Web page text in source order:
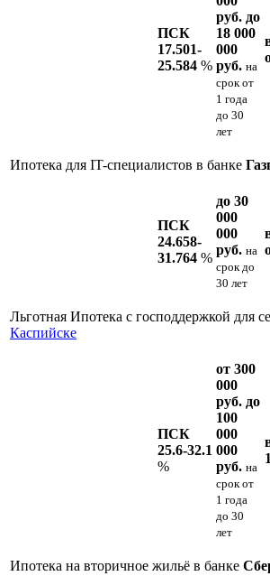
ПСК
17.501-
25.584 %
руб. до
18 000
000
руб. на
срокот
1 года
до 30
лет
Ипотека для IT-специалистов в банке
ПСК
24.658-
31.764 %
до 30
000
000
руб. на
срокдо
30 лет
Льготная Ипотека с господдержкой для
Каспийске
ПСК
25.6-32.1
%
от 300
000
руб. до
100
000
000
руб. на
срокот
1 года
до 30
лет
Ипотека на вторичное жильё в банке